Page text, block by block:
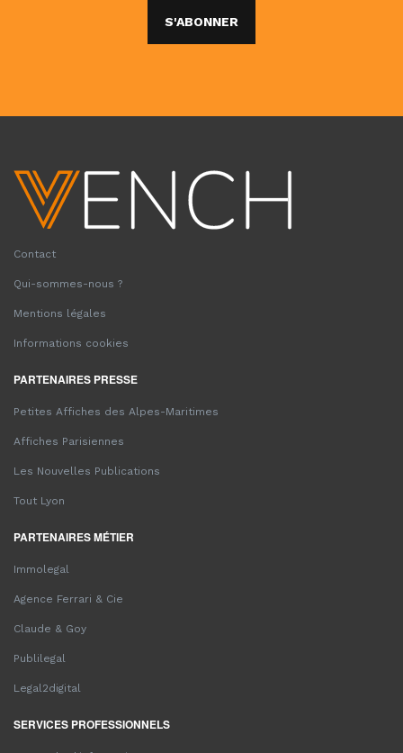
S'ABONNER
Contact
Qui-sommes-nous ?
Mentions légales
Informations cookies
PARTENAIRES PRESSE
Petites Affiches des Alpes-Maritimes
Affiches Parisiennes
Les Nouvelles Publications
Tout Lyon
PARTENAIRES MÉTIER
Immolegal
Agence Ferrari & Cie
Claude & Goy
Publilegal
Legal2digital
SERVICES PROFESSIONNELS